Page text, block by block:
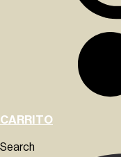
CARRITO
Search